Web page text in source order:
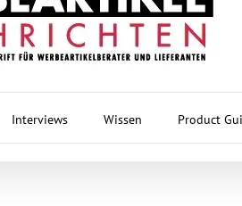
Interviews Wissen Product